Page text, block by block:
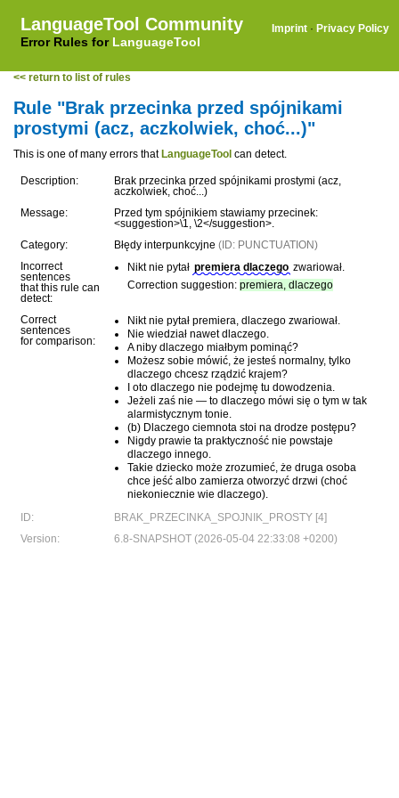
LanguageTool Community
Error Rules for LanguageTool
Imprint · Privacy Policy
<< return to list of rules
Rule "Brak przecinka przed spójnikami
prostymi (acz, aczkolwiek, choć...)"
This is one of many errors that LanguageTool can detect.
Description:
Brak przecinka przed spójnikami prostymi (acz,
aczkolwiek, choć...)
Message:
Przed tym spójnikiem stawiamy przecinek:
<suggestion>\1, \2</suggestion>.
Category:
Błędy interpunkcyjne (ID: PUNCTUATION)
Incorrect
sentences
that this rule can
detect:
Nikt nie pytał premiera dlaczego zwariował.
Correction suggestion: premiera, dlaczego
Correct
sentences
for comparison:
Nikt nie pytał premiera, dlaczego zwariował.
Nie wiedział nawet dlaczego.
A niby dlaczego miałbym pominąć?
Możesz sobie mówić, że jesteś normalny, tylko
dlaczego chcesz rządzić krajem?
I oto dlaczego nie podejmę tu dowodzenia.
Jeżeli zaś nie — to dlaczego mówi się o tym w tak
alarmistycznym tonie.
(b) Dlaczego ciemnota stoi na drodze postępu?
Nigdy prawie ta praktyczność nie powstaje
dlaczego innego.
Takie dziecko może zrozumieć, że druga osoba
chce jeść albo zamierza otworzyć drzwi (choć
niekoniecznie wie dlaczego).
ID:
BRAK_PRZECINKA_SPOJNIK_PROSTY [4]
Version:
6.8-SNAPSHOT (2026-05-04 22:33:08 +0200)